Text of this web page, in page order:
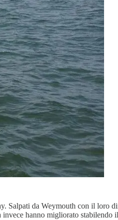
Salpati da Weymouth con il loro
hanno migliorato stabilendo